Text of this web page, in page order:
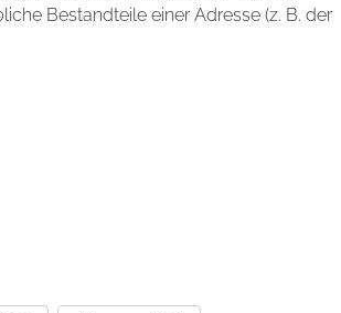
Bestandteile einer Adresse (z. B. der